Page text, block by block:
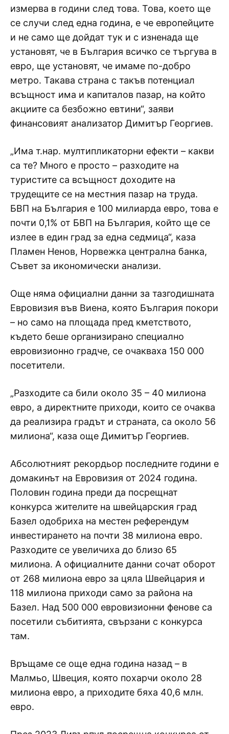
измерва в години след това. Това, което ще
се случи след една година, е че европейците
и не само ще дойдат тук и с изненада ще
установят, че в България всичко се търгува в
евро, ще установят, че имаме по-добро
метро. Такава страна с такъв потенциал
всъщност има и капиталов пазар, на който
акциите са безбожно евтини“, заяви
финансовият анализатор Димитър Георгиев.
„Има т.нар. мултипликаторни ефекти – какви
са те? Много е просто – разходите на
туристите са всъщност доходите на
трудещите се на местния пазар на труда.
БВП на България е 100 милиарда евро, това е
почти 0,1% от БВП на България, който ще се
излее в един град за една седмица“, каза
Пламен Ненов, Норвежка централна банка,
Съвет за икономически анализи.
Още няма официални данни за тазгодишната
Евровизия във Виена, която България покори
– но само на площада пред кметството,
където беше организирано специално
евровизионно градче, се очакваха 150 000
посетители.
„Разходите са били около 35 – 40 милиона
евро, а директните приходи, които се очаква
да реализира градът и страната, са около 56
милиона“, каза още Димитър Георгиев.
Абсолютният рекордьор последните години е
домакинът на Евровизия от 2024 година.
Половин година преди да посрещнат
конкурса жителите на швейцарския град
Базел одобриха на местен референдум
инвестирането на почти 38 милиона евро.
Разходите се увеличиха до близо 65
милиона. А официалните данни сочат оборот
от 268 милиона евро за цяла Швейцария и
118 милиона приходи само за района на
Базел. Над 500 000 евровизионни фенове са
посетили събитията, свързани с конкурса
там.
Връщаме се още една година назад – в
Малмьо, Швеция, която похарчи около 28
милиона евро, а приходите бяха 40,6 млн.
евро.